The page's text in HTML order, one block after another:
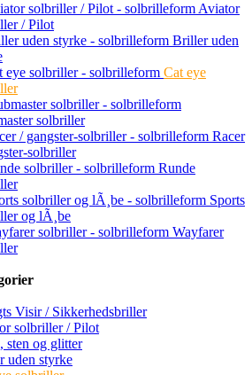
Aviator
/ Pilot
Briller uden
Cat eye
solbriller
Racer
solbriller
Runde
Sports
og lÃ¸be
Wayfarer
Visir / Sikkerhedsbriller
solbriller / Pilot
sten og glitter
uden styrke